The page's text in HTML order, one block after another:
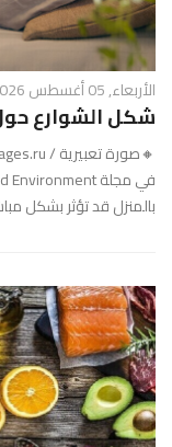
الأربعاء, 05 أغسطس 2026 - 07:53 ص
شكل الشوارع
بالمنزل قد تؤثر بشكل